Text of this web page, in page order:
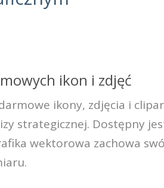
ikon i zdjęć
ikony, zdjęcia i
strategicznej. Dostępny
wektorowa zachowa